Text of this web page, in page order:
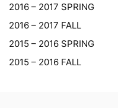
2016 – 2017 SPRING
2016 – 2017 FALL
2015 – 2016 SPRING
2015 – 2016 FALL